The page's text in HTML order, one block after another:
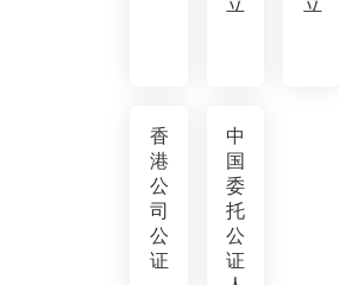
立
立
香
港
公
司
公
证
中
国
委
托
公
证